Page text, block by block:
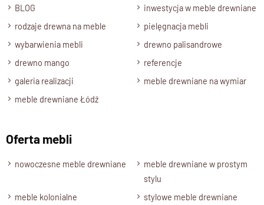
Indyjska Biblioteka drewniana ręcznie rzeżbiona, to nie
tylko mebel, ale prawdziwe dzieło sztuki, które wzbogaci
indywidualnego charakteru.
Specyfikacja techniczna modelu
Wykończenie
Lakier półmatowy
Indyjski , orientalny
BLOG
inwestycja w meble drewniane
rodzaje drewna na meble
pielęgnacja mebli
wybarwienia mebli
drewno palisandrowe
drewno mango
referencje
galeria realizacji
meble drewniane na wymiar
meble drewniane Łódź
Oferta mebli
nowoczesne meble drewniane
meble drewniane w prostym
stylu
meble kolonialne
stylowe meble drewniane